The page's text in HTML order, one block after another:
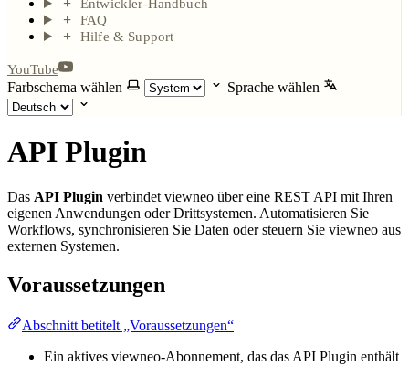
Entwickler-Handbuch
FAQ
Hilfe & Support
YouTube
Farbschema wählen Sprache wählen
API Plugin
Das API Plugin verbindet viewneo über eine REST API mit Ihren
eigenen Anwendungen oder Drittsystemen. Automatisieren Sie
Workflows, synchronisieren Sie Daten oder steuern Sie viewneo aus
externen Systemen.
Voraussetzungen
Abschnitt betitelt „Voraussetzungen“
Ein aktives viewneo-Abonnement, das das API Plugin enthält